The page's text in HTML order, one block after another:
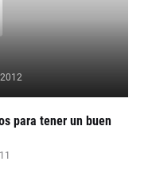
para tener un buen